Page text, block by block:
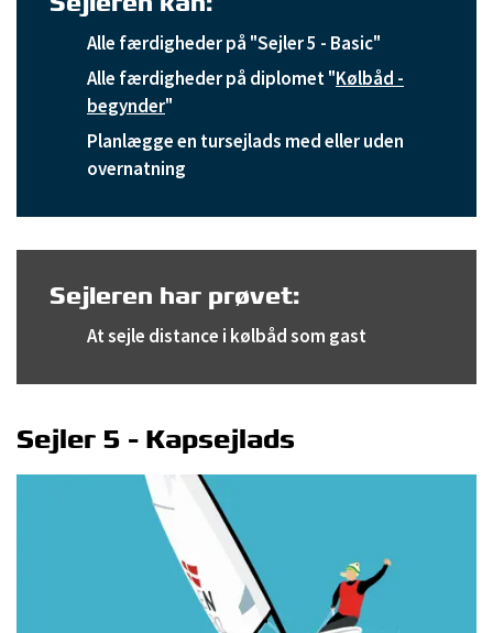
Alle færdigheder på "Sejler 5 - Basic"
Alle færdigheder på diplomet "Kølbåd -
begynder"
Planlægge en tursejlads med eller uden
overnatning
Sejleren har prøvet:
At sejle distance i kølbåd som gast
Sejler 5 - Kapsejlads